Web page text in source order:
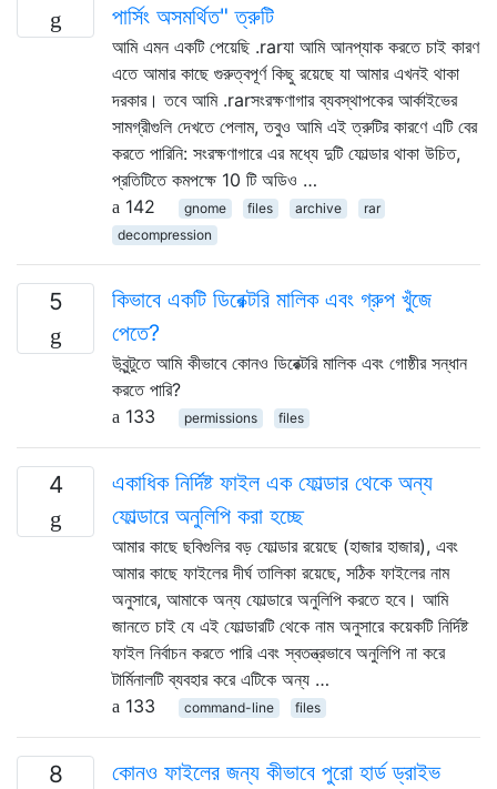
পার্সিং অসমর্থিত" ত্রুটি
আমি এমন একটি পেয়েছি .rarযা আমি আনপ্যাক করতে চাই কারণ
এতে আমার কাছে গুরুত্বপূর্ণ কিছু রয়েছে যা আমার এখনই থাকা
দরকার। তবে আমি .rarসংরক্ষণাগার ব্যবস্থাপকের আর্কাইভের
সামগ্রীগুলি দেখতে পেলাম, তবুও আমি এই ত্রুটির কারণে এটি বের
করতে পারিনি: সংরক্ষণাগারে এর মধ্যে দুটি ফোল্ডার থাকা উচিত,
প্রতিটিতে কমপক্ষে 10 টি অডিও …
142
gnome files archive
rar
decompression
5
কিভাবে একটি ডিরেক্টরি মালিক এবং গ্রুপ খুঁজে
পেতে?
উবুন্টুতে আমি কীভাবে কোনও ডিরেক্টরি মালিক এবং গোষ্ঠীর সন্ধান
করতে পারি?
133
permissions files
4
একাধিক নির্দিষ্ট ফাইল এক ফোল্ডার থেকে অন্য
ফোল্ডারে অনুলিপি করা হচ্ছে
আমার কাছে ছবিগুলির বড় ফোল্ডার রয়েছে (হাজার হাজার), এবং
আমার কাছে ফাইলের দীর্ঘ তালিকা রয়েছে, সঠিক ফাইলের নাম
অনুসারে, আমাকে অন্য ফোল্ডারে অনুলিপি করতে হবে। আমি
জানতে চাই যে এই ফোল্ডারটি থেকে নাম অনুসারে কয়েকটি নির্দিষ্ট
ফাইল নির্বাচন করতে পারি এবং স্বতন্ত্রভাবে অনুলিপি না করে
টার্মিনালটি ব্যবহার করে এটিকে অন্য …
133
command-line files
8
কোনও ফাইলের জন্য কীভাবে পুরো হার্ড ড্রাইভ